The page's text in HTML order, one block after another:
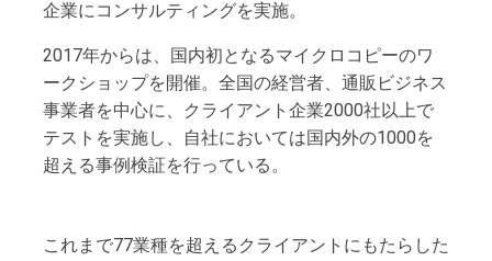
企業にコンサルティングを実施。
2017年からは、国内初となるマイクロコピーのワ
ークショップを開催。全国の経営者、通販ビジネス
事業者を中心に、クライアント企業2000社以上で
テストを実施し、自社においては国内外の1000を
超える事例検証を行っている。
これまで77業種を超えるクライアントにもたらした